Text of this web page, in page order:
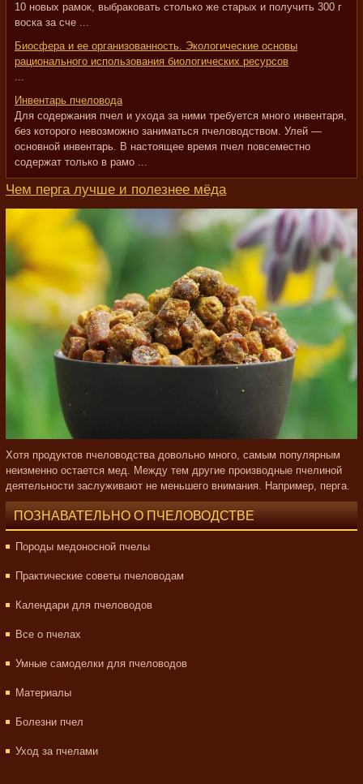
10 новых рамок, выбраковать столько же старых и получить 300 г
воска за сче ...
Биосфера и ее организованность. Экологические основы
рационального использования биологических ресурсов
...
Инвентарь пчеловода
Для содержания пчел и ухода за ними требуется много инвентаря,
без которого невозможно заниматься пчеловодством. Улей —
основной инвентарь. В настоящее время пчел повсеместно
содержат только в рамо ...
Чем перга лучше и полезнее мёда
Хотя продуктов пчеловодства довольно много, самым популярным
неизменно остается мед. Между тем другие производные пчелиной
деятельности заслуживают не меньшего внимания. Например, перга.
ПОЗНАВАТЕЛЬНО О ПЧЕЛОВОДСТВЕ
Породы медоносной пчелы
Практические советы пчеловодам
Календари для пчеловодов
Все о пчелах
Умные самоделки для пчеловодов
Материалы
Болезни пчел
Уход за пчелами